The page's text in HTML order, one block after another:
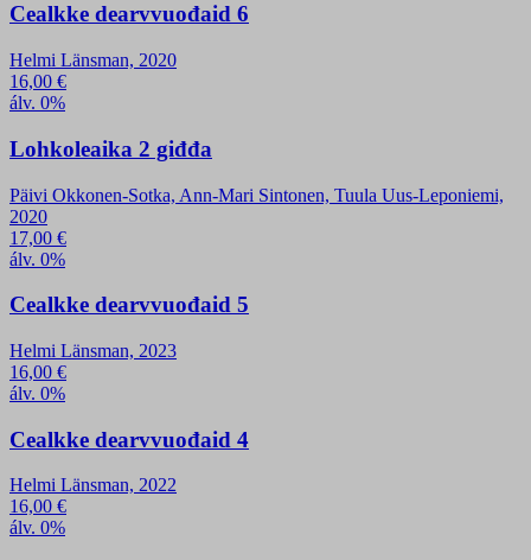
Cealkke dearvvuođaid 6
Helmi Länsman, 2020
16,00 €
álv. 0%
Lohkoleaika 2 giđđa
Päivi Okkonen-Sotka, Ann-Mari Sintonen, Tuula Uus-Leponiemi,
2020
17,00 €
álv. 0%
Cealkke dearvvuođaid 5
Helmi Länsman, 2023
16,00 €
álv. 0%
Cealkke dearvvuođaid 4
Helmi Länsman, 2022
16,00 €
álv. 0%